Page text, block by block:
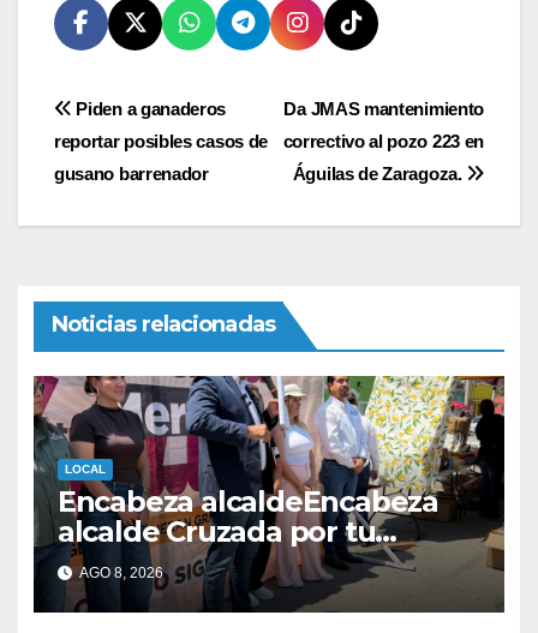
Navegación
de
entradas
Da JMAS mantenimiento
correctivo al pozo 223 en
Águilas de Zaragoza.
Piden a ganaderos
reportar posibles casos de
gusano barrenador
Noticias relacionadas
LOCAL
Encabeza alcaldeEncabeza
alcalde Cruzada por tu
mercado en el Parque
Hidalgo
AGO 8, 2026